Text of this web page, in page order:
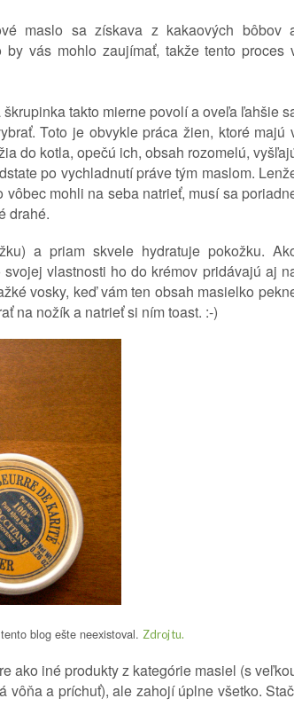
maslo sa získava z kakaových bôbov
vás mohlo zaujímať, takže tento proces
takto mierne povolí a oveľa ľahšie
Toto je obvykle práca žien, ktoré majú
do kotla, opečú ich, obsah rozomelú,
po vychladnutí práve tým maslom.
mohli na seba natrieť, musí sa
drahé.
a priam skvele hydratuje pokožku.
vlastnosti ho do krémov pridávajú aj
vosky, keď vám ten obsah masielko
na nožík a natrieť si ním toast. :-)
blog ešte neexistoval. Zdroj tu.
ako iné produkty z kategórie masiel (s
vôňa a príchuť), ale zahojí úplne všetko.